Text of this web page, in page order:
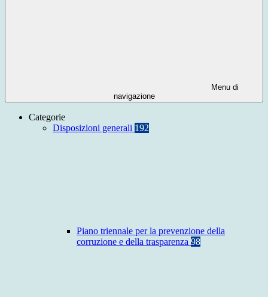
Menu di
navigazione
Categorie
Disposizioni generali 192
Piano triennale per la prevenzione della
corruzione e della trasparenza 98